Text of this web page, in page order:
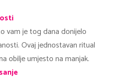
vam je tog dana donijelo
Ovaj jednostavan ritual
obilje umjesto na manjak.